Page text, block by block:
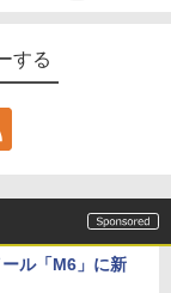
する
ル「M6」に新